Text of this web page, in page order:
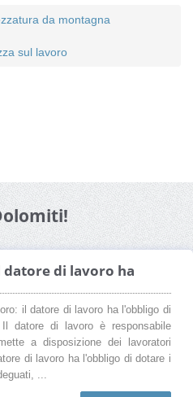
da montagna
sul lavoro
datore di lavoro ha
il datore di lavoro ha l'obbligo di
datore di lavoro è responsabile
a disposizione dei lavoratori
di lavoro ha l'obbligo di dotare i
...